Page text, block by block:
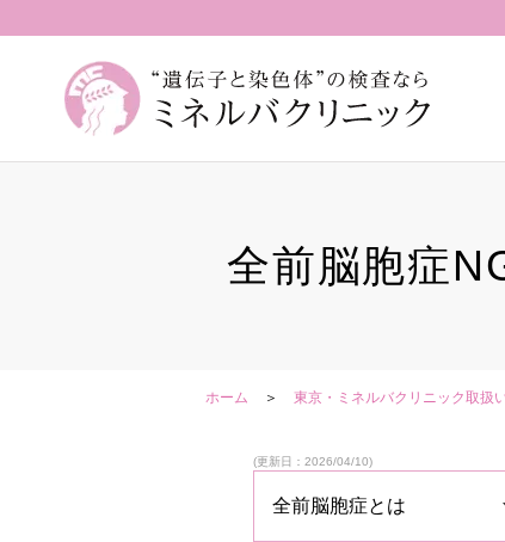
全前脳胞症
ホーム 東京・ミネルバクリニック取扱
(更新日：2026/04/10)
全前脳胞症とは